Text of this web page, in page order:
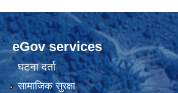
eGov services
घटना दर्ता
सामाजिक सुरक्षा